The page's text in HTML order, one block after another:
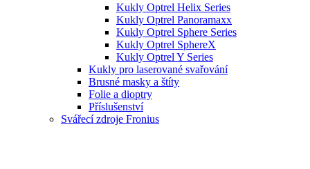
Kukly Optrel Helix Series
Kukly Optrel Panoramaxx
Kukly Optrel Sphere Series
Kukly Optrel SphereX
Kukly Optrel Y Series
Kukly pro laserované svařování
Brusné masky a štíty
Folie a dioptry
Příslušenství
Svářecí zdroje Fronius